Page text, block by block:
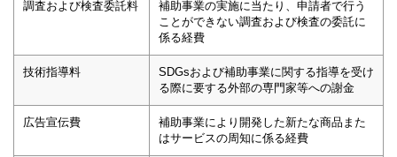
調査および検査委託料
補助事業の実施に当たり、申請者で行う
ことができない調査および検査の委託に
係る経費
技術指導料
SDGsおよび補助事業に関する指導を受け
る際に要する外部の専門家等への謝金
広告宣伝費
補助事業により開発した新たな商品また
はサービスの周知に係る経費